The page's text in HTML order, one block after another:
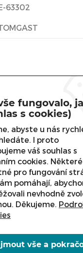
63302
vyřazen z naší
NELZE
POPIS
fungovalo,
s cookies)
abyste u nás
I proto
váš souhlas s
cookies.
pro fungování
pomáhají,
nevhodně
Děkujeme.
vše a